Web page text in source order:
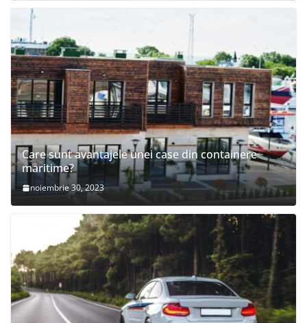
Care sunt avantajele unei case din containere
maritime?
noiembrie 30, 2023